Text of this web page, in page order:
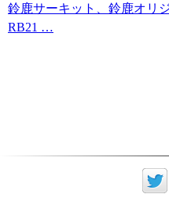
鈴鹿サーキット、鈴鹿オリ
RB21 …